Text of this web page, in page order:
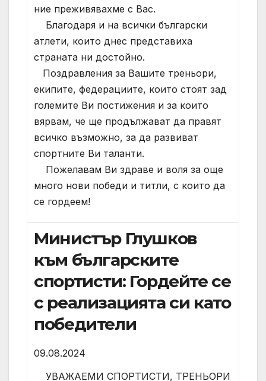
ние преживявахме с Вас.
Благодаря и на всички български
атлети, които днес представиха
страната ни достойно.
Поздравления за Вашите треньори,
екипите, федерациите, които стоят зад
големите Ви постижения и за които
вярвам, че ще продължават да правят
всичко възможно, за да развиват
спортните Ви таланти.
Пожелавам Ви здраве и воля за още
много нови победи и титли, с които да
се гордеем!
Министър Глушков
към българските
спортисти: Гордейте се
с реализацията си като
победители
09.08.2024
УВАЖАЕМИ СПОРТИСТИ, ТРЕНЬОРИ